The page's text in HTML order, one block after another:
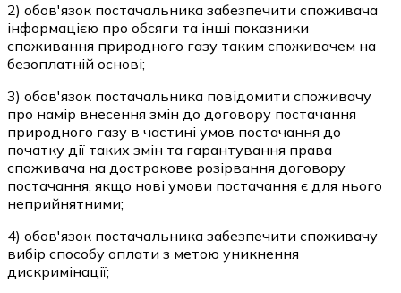
2) обов'язок постачальника забезпечити споживача
інформацією про обсяги та інші показники
споживання природного газу таким споживачем на
безоплатній основі;
3) обов'язок постачальника повідомити споживачу
про намір внесення змін до договору постачання
природного газу в частині умов постачання до
початку дії таких змін та гарантування права
споживача на дострокове розірвання договору
постачання, якщо нові умови постачання є для нього
неприйнятними;
4) обов'язок постачальника забезпечити споживачу
вибір способу оплати з метою уникнення
дискримінації;